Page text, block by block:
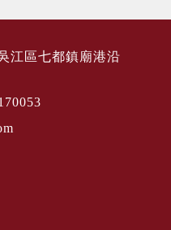
江區七都鎮廟港沿